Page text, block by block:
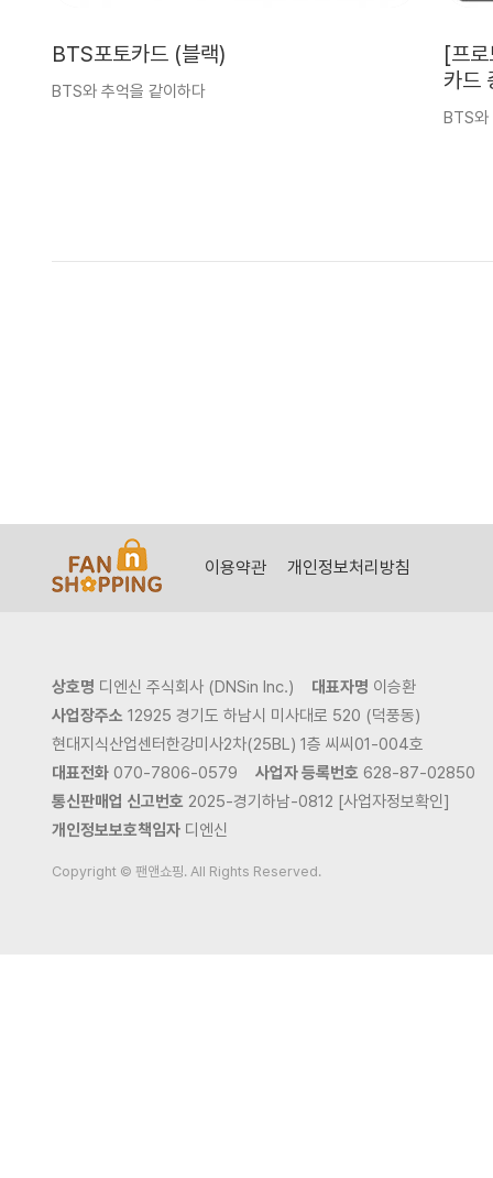
BTS포토카드 (블랙)
BTS와 추억을 같이하다
[프
카드
BTS와
이용약관 개인정보처리방침
상호명 디엔신 주식회사 (DNSin Inc.) 대표자명 이승환
사업장주소 12925 경기도 하남시 미사대로 520 (덕풍동)
현대지식산업센터한강미사2차(25BL) 1층 씨씨01-004호
대표전화 070-7806-0579 사업자 등록번호 628-87-02850
통신판매업 신고번호 2025-경기하남-0812 [사업자정보확인]
개인정보보호책임자 디엔신
Copyright © 팬앤쇼핑. All Rights Reserved.